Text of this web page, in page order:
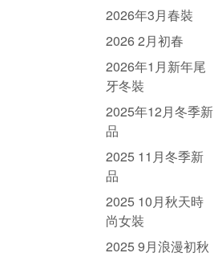
2026年3月春裝
2026 2月初春
2026年1月新年尾
牙冬裝
2025年12月冬季新
品
2025 11月冬季新
品
2025 10月秋天時
尚女裝
2025 9月浪漫初秋